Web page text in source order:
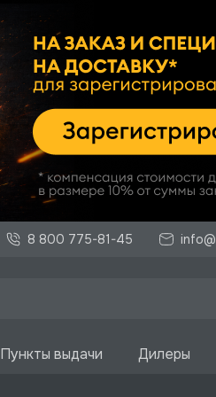
8 800 775-81-45
Пункты выдачи Дилеры